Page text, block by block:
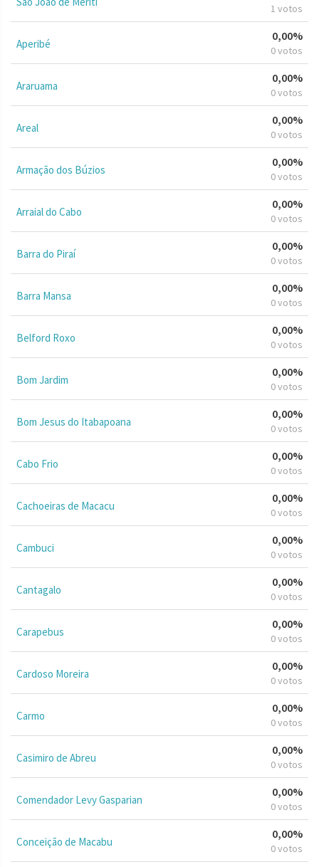
1 votos
Aperibé
0,00%
0 votos
Araruama
0,00%
0 votos
Areal
0,00%
0 votos
Armação dos Búzios
0,00%
0 votos
Arraial do Cabo
0,00%
0 votos
Barra do Piraí
0,00%
0 votos
Barra Mansa
0,00%
0 votos
Belford Roxo
0,00%
0 votos
Bom Jardim
0,00%
0 votos
Bom Jesus do Itabapoana
0,00%
0 votos
Cabo Frio
0,00%
0 votos
Cachoeiras de Macacu
0,00%
0 votos
Cambuci
0,00%
0 votos
Cantagalo
0,00%
0 votos
Carapebus
0,00%
0 votos
Cardoso Moreira
0,00%
0 votos
Carmo
0,00%
0 votos
Casimiro de Abreu
0,00%
0 votos
Comendador Levy Gasparian
0,00%
0 votos
Conceição de Macabu
0,00%
0 votos